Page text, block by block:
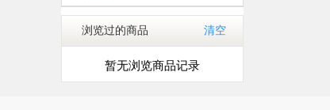
浏览过的商品 清空
暂无浏览商品记录